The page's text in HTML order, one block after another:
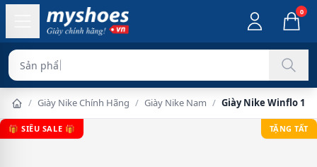
0
Sản phẩm chính hãng 100
/ Giày Nike Chính Hãng / Giày Nike Nam / Giày Nike Winflo 11
🎁 SIÊU SALE 🎁 TẶNG TẤT